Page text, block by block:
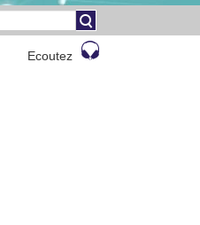
Ecoutez